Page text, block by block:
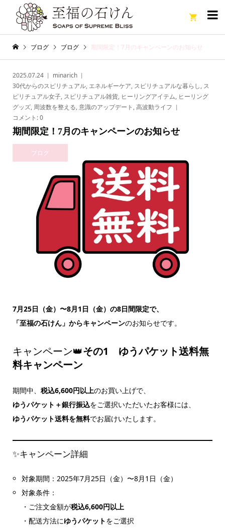

ブログ ブログ 期間限定！7月のキャンペーンのお知らせ
2025.07.24
minarich
30代からのスピリチュアル, エネルギーケア, スピリチュアルな暮らし, ス
ピリチュアル女子, スピリチュアル雑貨, ヒーリングアイテム, ヒーリング
グッズ, 周波数を整える,意識のアップデート ,高波動ライフ
コメント:0
期間限定！7月のキャンペーンのお知らせ
ブログ
7月25日（金）〜8月1日（金）の8日間限定で、
「至福の石けん」からキャンペーンのお知らせです。
キャンペーン👑その1
ゆうパケット送料無
料キャンペーン
期間中、 税込6,600円以上のお買い上げで、
ゆうパケット＋銀行振込をご選択いただいたお客様には、
ゆうパケット送料を無料でお届けいたします。
✨キャンペーン詳細
対象期間：2025年7月25日（金）〜8月1日（金）
対象条件：
・ご注文金額が税込6,600円以上
・配送方法にゆうパケットをご選択